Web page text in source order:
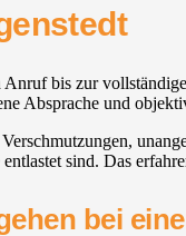
bis zur
Absprache und
sind. Das
bei